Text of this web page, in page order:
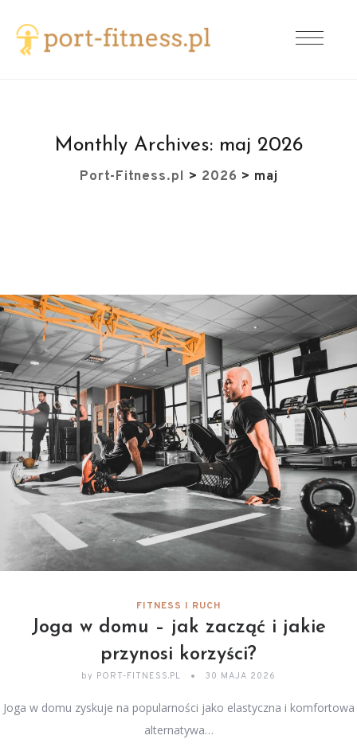
Monthly Archives: maj 2026
Port-Fitness.pl > 2026 > maj
FITNESS I RUCH
Joga w domu – jak zacząć i jakie
przynosi korzyści?
by PORT-FITNESS.PL 30 MAJA 2026
Joga w domu zyskuje na popularności jako elastyczna i komfortowa
alternatywa…